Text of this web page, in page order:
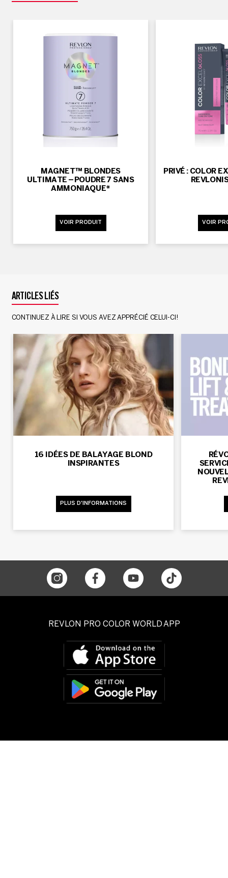
MAGNET™ BLONDES
ULTIMATE – POUDRE 7 SANS
AMMONIAQUE*
VOIR PRODUIT
PRIVÉ : COLOR
VOIR
ARTICLES LIÉS
CONTINUEZ À LIRE SI VOUS AVEZ APPRÉCIÉ CELUI-CI!
16 IDÉES DE BALAYAGE BLOND
INSPIRANTES
PLUS D'INFORMATIONS
REVLON PRO COLOR WORLD APP